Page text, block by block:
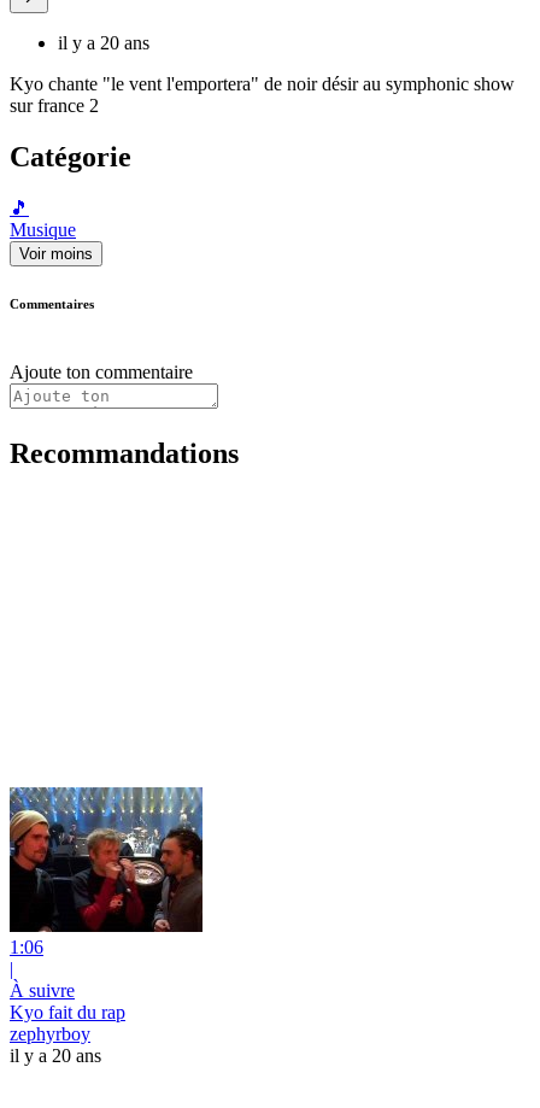
il y a 20 ans
Kyo chante "le vent l'emportera" de noir désir au symphonic show
sur france 2
Catégorie
🎵
Musique
Voir moins
Commentaires
Ajoute ton commentaire
Recommandations
1:06
|
À suivre
Kyo fait du rap
zephyrboy
il y a 20 ans